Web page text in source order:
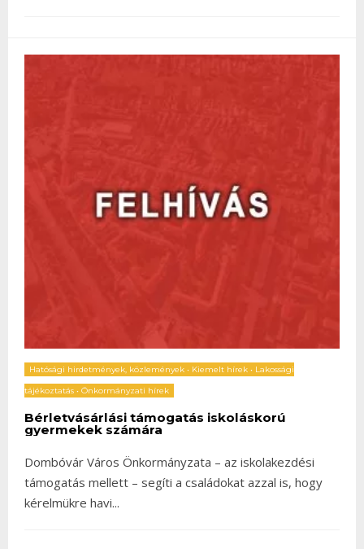
Hatósági hirdetmények, közlemények • Kiemelt hírek • Lakossági
tájékoztatás • Önkormányzati hírek
Bérletvásárlási támogatás iskoláskorú
gyermekek számára
Dombóvár Város Önkormányzata – az iskolakezdési
támogatás mellett – segíti a családokat azzal is, hogy
kérelmükre havi...